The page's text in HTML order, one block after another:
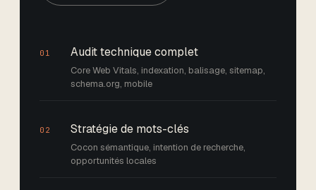
01 Audit technique complet
Core Web Vitals, indexation, balisage, sitemap,
schema.org, mobile
02 Stratégie de mots-clés
Cocon sémantique, intention de recherche,
opportunités locales